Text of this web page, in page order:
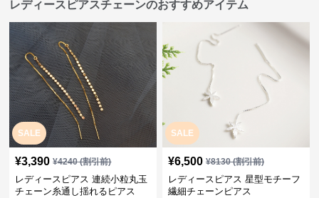
レディースピアスチェーンのおすすめアイテム
SALE
¥3,390 ¥4240(割引前)
レディースピアス 連続小粒丸玉
チェーン糸通し揺れるピアス
SALE
¥6,500 ¥8130(割引前)
レディースピアス 星型モチーフ
繊細チェーンピアス